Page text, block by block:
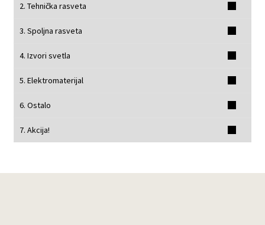
2. Tehnička rasveta
3. Spoljna rasveta
4. Izvori svetla
5. Elektromaterijal
6. Ostalo
7. Akcija!